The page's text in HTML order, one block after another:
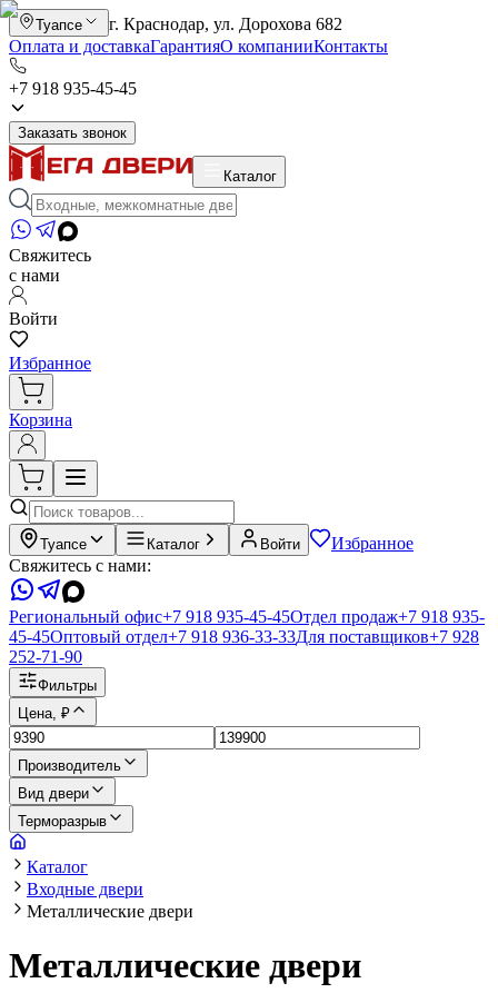
Туапсе
г. Краснодар, ул. Дорохова 682
Оплата и доставкаГарантияО компанииКонтакты
+7 918 935-45-45
Заказать звонок
Каталог
Свяжитесь
с нами
Войти
Избранное
Корзина
Туапсе Каталог Войти
Избранное
Свяжитесь с нами:
Региональный офис+7 918 935-45-45Отдел продаж+7 918 935-
45-45Оптовый отдел+7 918 936-33-33Для поставщиков+7 928
252-71-90
Фильтры
Цена, ₽
Производитель
Вид двери
Терморазрыв
Каталог
Входные двери
Металлические двери
Металлические двери